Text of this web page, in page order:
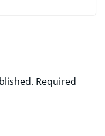
Required